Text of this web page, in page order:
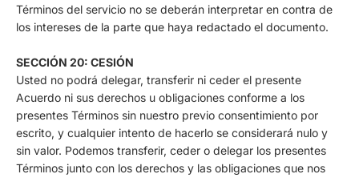
Términos del servicio no se deberán interpretar en contra de
los intereses de la parte que haya redactado el documento.
SECCIÓN 20: CESIÓN
Usted no podrá delegar, transferir ni ceder el presente
Acuerdo ni sus derechos u obligaciones conforme a los
presentes Términos sin nuestro previo consentimiento por
escrito, y cualquier intento de hacerlo se considerará nulo y
sin valor. Podemos transferir, ceder o delegar los presentes
Términos junto con los derechos y las obligaciones que nos